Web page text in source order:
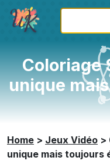
Coloriage
unique
Home > Jeux Vidéo >
unique mais toujours